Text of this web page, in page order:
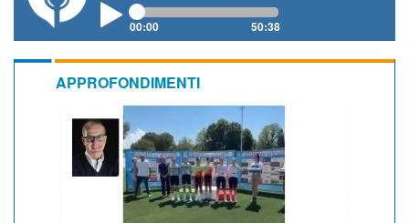
00:00 50:38
APPROFONDIMENTI